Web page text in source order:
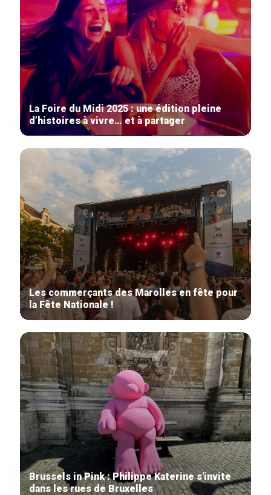
La Foire du Midi 2025 : une édition pleine
d’histoires à vivre… et à partager
Les commerçants des Marolles en fête pour
la Fête Nationale !
Brussels in Pink : Philippe Katerine s'invite
dans les rues de Bruxelles